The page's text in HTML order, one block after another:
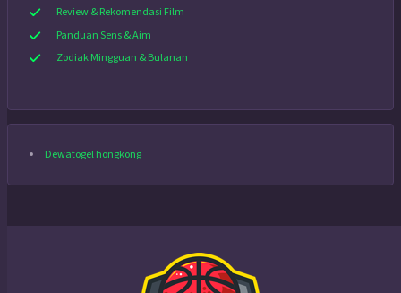
Review & Rekomendasi Film
Panduan Sens & Aim
Zodiak Mingguan & Bulanan
Dewatogel hongkong